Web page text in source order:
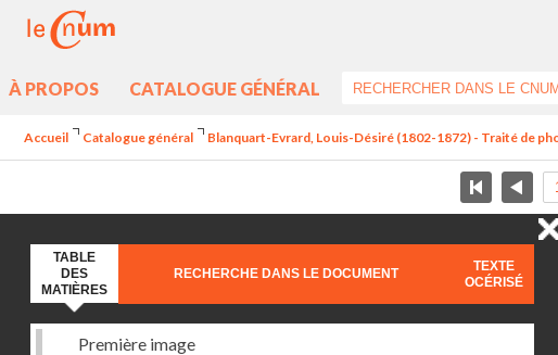
À PROPOS CATALOGUE GÉNÉRAL
Accueil Catalogue général Blanquart-Evrard, Louis-Désiré (1802-1872) - Traité de
TABLE
DES
MATIÈRES
RECHERCHE DANS LE DOCUMENT
TEXTE
OCÉRISÉ
Première image